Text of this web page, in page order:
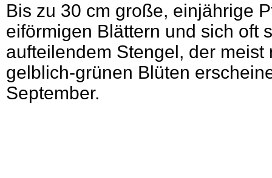
Bis zu 30 cm große, einjährige
eiförmigen Blättern und sich oft
aufteilendem Stengel, der
gelblich-grünen Blüten
September.